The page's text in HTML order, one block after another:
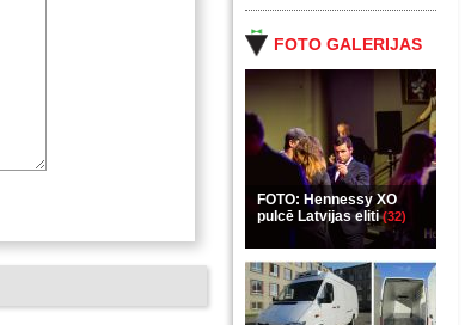
FOTO GALERIJAS
FOTO: Hennessy XO
pulcē Latvijas eliti(32)